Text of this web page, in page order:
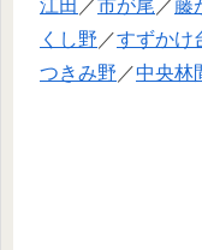
江田 ／市が尾 ／藤
くし野 ／すずかけ
つきみ野 ／中央林